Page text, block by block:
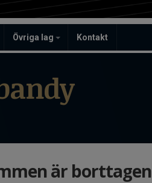
Övriga lag Kontakt
är borttagen